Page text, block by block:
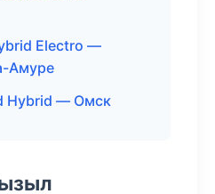
Electro —
Амуре
Hybrid — Омск